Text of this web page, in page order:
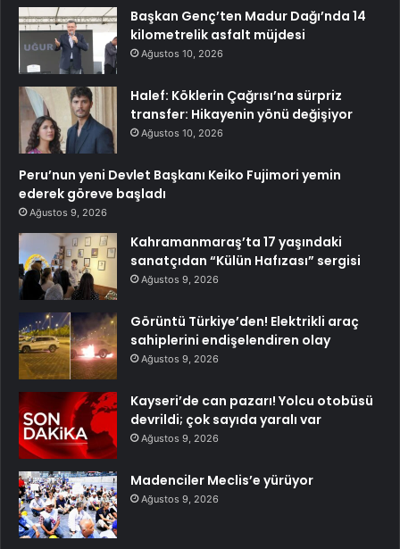
Başkan Genç’ten Madur Dağı’nda 14
kilometrelik asfalt müjdesi
Ağustos 10, 2026
Halef: Köklerin Çağrısı’na sürpriz
transfer: Hikayenin yönü değişiyor
Ağustos 10, 2026
Peru’nun yeni Devlet Başkanı Keiko Fujimori yemin
ederek göreve başladı
Ağustos 9, 2026
Kahramanmaraş’ta 17 yaşındaki
sanatçıdan “Külün Hafızası” sergisi
Ağustos 9, 2026
Görüntü Türkiye’den! Elektrikli araç
sahiplerini endişelendiren olay
Ağustos 9, 2026
Kayseri’de can pazarı! Yolcu otobüsü
devrildi; çok sayıda yaralı var
Ağustos 9, 2026
Madenciler Meclis’e yürüyor
Ağustos 9, 2026